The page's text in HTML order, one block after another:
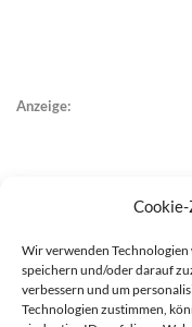
Wir verwenden
speichern und/oder darauf
verbessern und um
Technologien zustimmen,
Anzeige: